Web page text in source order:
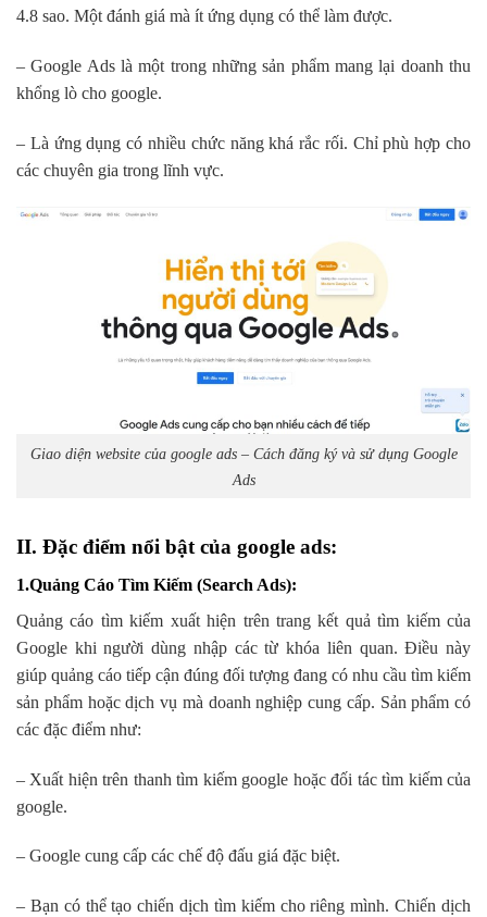
4.8 sao. Một đánh giá mà ít ứng dụng có thể làm được.
– Google Ads là một trong những sản phẩm mang lại doanh thu
khổng lò cho google.
– Là ứng dụng có nhiều chức năng khá rắc rối. Chỉ phù hợp cho
các chuyên gia trong lĩnh vực.
Giao diện website của google ads – Cách đăng ký và sử dụng Google
Ads
II. Đặc điểm nổi bật của google ads:
1.Quảng Cáo Tìm Kiếm (Search Ads):
Quảng cáo tìm kiếm xuất hiện trên trang kết quả tìm kiếm của
Google khi người dùng nhập các từ khóa liên quan. Điều này
giúp quảng cáo tiếp cận đúng đối tượng đang có nhu cầu tìm kiếm
sản phẩm hoặc dịch vụ mà doanh nghiệp cung cấp. Sản phẩm có
các đặc điểm như:
– Xuất hiện trên thanh tìm kiếm google hoặc đối tác tìm kiếm của
google.
– Google cung cấp các chế độ đấu giá đặc biệt.
– Bạn có thể tạo chiến dịch tìm kiếm cho riêng mình. Chiến dịch